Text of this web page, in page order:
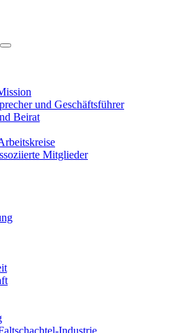
und Geschäftsführer
Beirat
Mitglieder
Industrie